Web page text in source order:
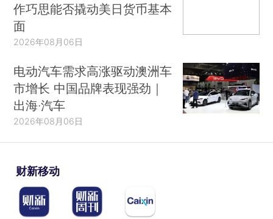
作巧思能否撬动美日货币基本
面
2026年08月06日
电动汽车需求高涨驱动澳洲车
市增长 中国品牌表现强劲｜
出海·汽车
2026年08月06日
财新移动